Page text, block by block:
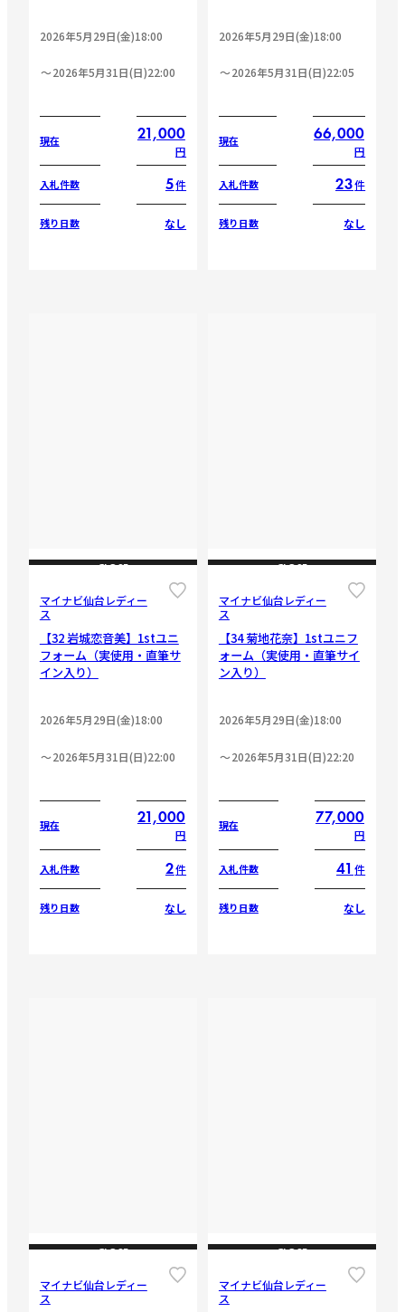
2026年5月29日(金)18:00
2026年5月31日(日)22:00
現在 21,000
円
入札件数 5件
残り日数 なし
2026年5月29日(金)18:00
2026年5月31日(日)22:05
現在 66,000
円
入札件数 23件
残り日数 なし
CLOSE
マイナビ仙台レディー
ス
【32 岩城恋音美】1stユニ
フォーム（実使用・直筆サ
イン入り）
2026年5月29日(金)18:00
2026年5月31日(日)22:00
現在 21,000
円
入札件数 2件
残り日数 なし
CLOSE
マイナビ仙台レディー
ス
【34 菊地花奈】1stユニフ
ォーム（実使用・直筆サイ
ン入り）
2026年5月29日(金)18:00
2026年5月31日(日)22:20
現在 77,000
円
入札件数 41 件
残り日数 なし
CLOSE
マイナビ仙台レディー
ス
CLOSE
マイナビ仙台レディー
ス